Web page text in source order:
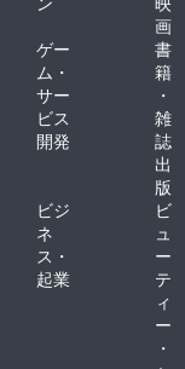
画
ゲー
ム・
サー
ビス
開発
書
籍
・
雑
誌
出
版
ビジ
ネ
ス・
起業
ビ
ュ
ー
テ
ィ
ー
・